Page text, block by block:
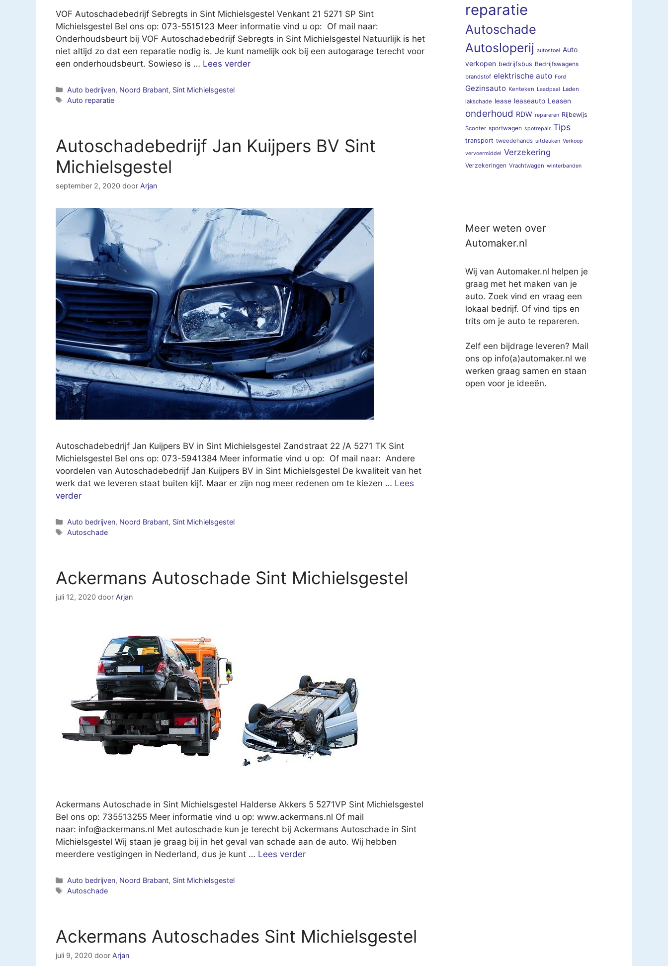
VOF Autoschadebedrijf Sebregts in Sint Michielsgestel Venkant 21 5271 SP Sint
Michielsgestel Bel ons op: 073-5515123 Meer informatie vind u op: Of mail naar:
Onderhoudsbeurt bij VOF Autoschadebedrijf Sebregts in Sint Michielsgestel Natuurlijk is het
niet altijd zo dat een reparatie nodig is. Je kunt namelijk ook bij een autogarage terecht voor
een onderhoudsbeurt. Sowieso is … Lees verder
Categorieën
Auto bedrijven, Noord Brabant, Sint Michielsgestel
Tags
Auto reparatie
Autoschadebedrijf Jan Kuijpers BV Sint
Michielsgestel
september 2, 2020 door Arjan
Autoschadebedrijf Jan Kuijpers BV in Sint Michielsgestel Zandstraat 22 /A 5271 TK Sint
Michielsgestel Bel ons op: 073-5941384 Meer informatie vind u op: Of mail naar: Andere
voordelen van Autoschadebedrijf Jan Kuijpers BV in Sint Michielsgestel De kwaliteit van het
werk dat we leveren staat buiten kijf. Maar er zijn nog meer redenen om te kiezen … Lees
verder
Categorieën
Auto bedrijven, Noord Brabant, Sint Michielsgestel
Tags
Autoschade
Ackermans Autoschade Sint Michielsgestel
juli 12, 2020 door Arjan
Ackermans Autoschade in Sint Michielsgestel Halderse Akkers 5 5271VP Sint Michielsgestel
Bel ons op: 735513255 Meer informatie vind u op: www.ackermans.nl Of mail
naar: info@ackermans.nl Met autoschade kun je terecht bij Ackermans Autoschade in Sint
Michielsgestel Wij staan je graag bij in het geval van schade aan de auto. Wij hebben
meerdere vestigingen in Nederland, dus je kunt … Lees verder
Categorieën
Auto bedrijven, Noord Brabant, Sint Michielsgestel
Tags
Autoschade
Ackermans Autoschades Sint Michielsgestel
juli 9, 2020 door Arjan
reparatie
Autoschade
Autosloperij autostoel Auto
verkopen bedrijfsbus Bedrijfswagens
brandstof elektrische auto Ford
Gezinsauto Kenteken Laadpaal Laden
lakschade lease leaseauto Leasen
onderhoud RDW repareren Rijbewijs
Scooter sportwagen spotrepair Tips
transport tweedehands uitdeuken Verkoop
vervoermiddel Verzekering
Verzekeringen Vrachtwagen winterbanden
Meer weten over
Automaker.nl
Wij van Automaker.nl helpen je
graag met het maken van je
auto. Zoek vind en vraag een
lokaal bedrijf. Of vind tips en
trits om je auto te repareren.
Zelf een bijdrage leveren? Mail
ons op info(a)automaker.nl we
werken graag samen en staan
open voor je ideeën.